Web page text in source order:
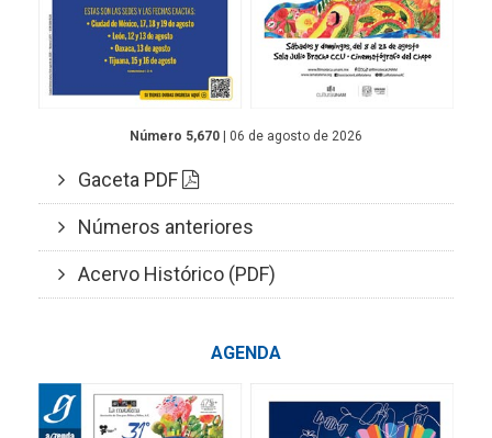
Número 5,670 | 06 de agosto de 2026
Gaceta PDF
Números anteriores
Acervo Histórico (PDF)
AGENDA